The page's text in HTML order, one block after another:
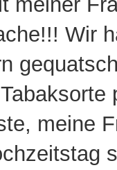
Wir
meine